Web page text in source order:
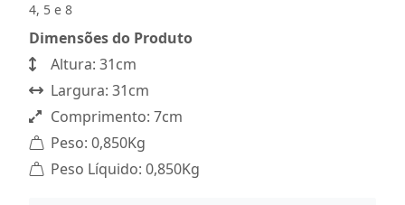
4, 5 e 8
Dimensões do Produto
Altura: 31cm
Largura: 31cm
Comprimento: 7cm
Peso: 0,850Kg
Peso Líquido: 0,850Kg